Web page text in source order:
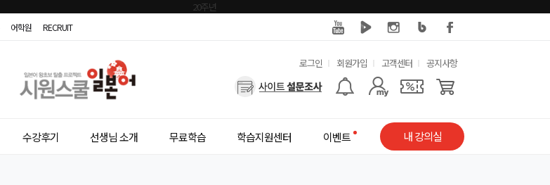
어학원 RECRUIT
유
용
로그인 회원가입 고객센터 공지사항
사
메
수강후기 선생님 소개 무료학습 학습지원센터 이벤트 내 강의실